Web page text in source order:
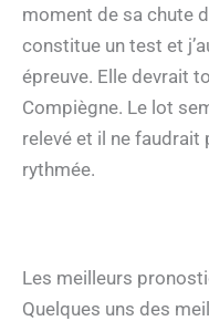
moment de sa chute
constitue un test et
épreuve. Elle devrait
Compiègne. Le lot
relevé et il ne
rythmée.
Les meilleurs
Quelques uns des